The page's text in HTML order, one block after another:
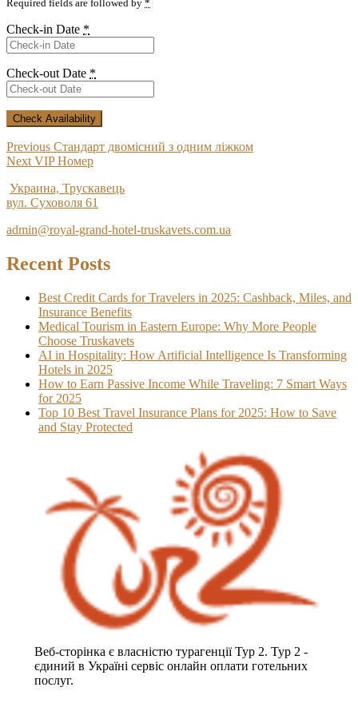
Required fields are followed by *
Check-in Date *
Check-out Date *
Post
navigation
Previous Previous
post:
Стандарт двомісний з одним ліжком
Next Next
VIP Номер
Украина, Трускавець
вул. Суховоля 61
admin@royal-grand-hotel-truskavets.com.ua
Recent Posts
Best Credit Cards for Travelers in 2025: Cashback, Miles, and
Insurance Benefits
Medical Tourism in Eastern Europe: Why More People
Choose Truskavets
AI in Hospitality: How Artificial Intelligence Is Transforming
Hotels in 2025
How to Earn Passive Income While Traveling: 7 Smart Ways
for 2025
Top 10 Best Travel Insurance Plans for 2025: How to Save
and Stay Protected
Веб-сторінка є власністю турагенції Тур 2. Тур 2 -
єдиний в Україні сервіс онлайн оплати готельних
послуг.